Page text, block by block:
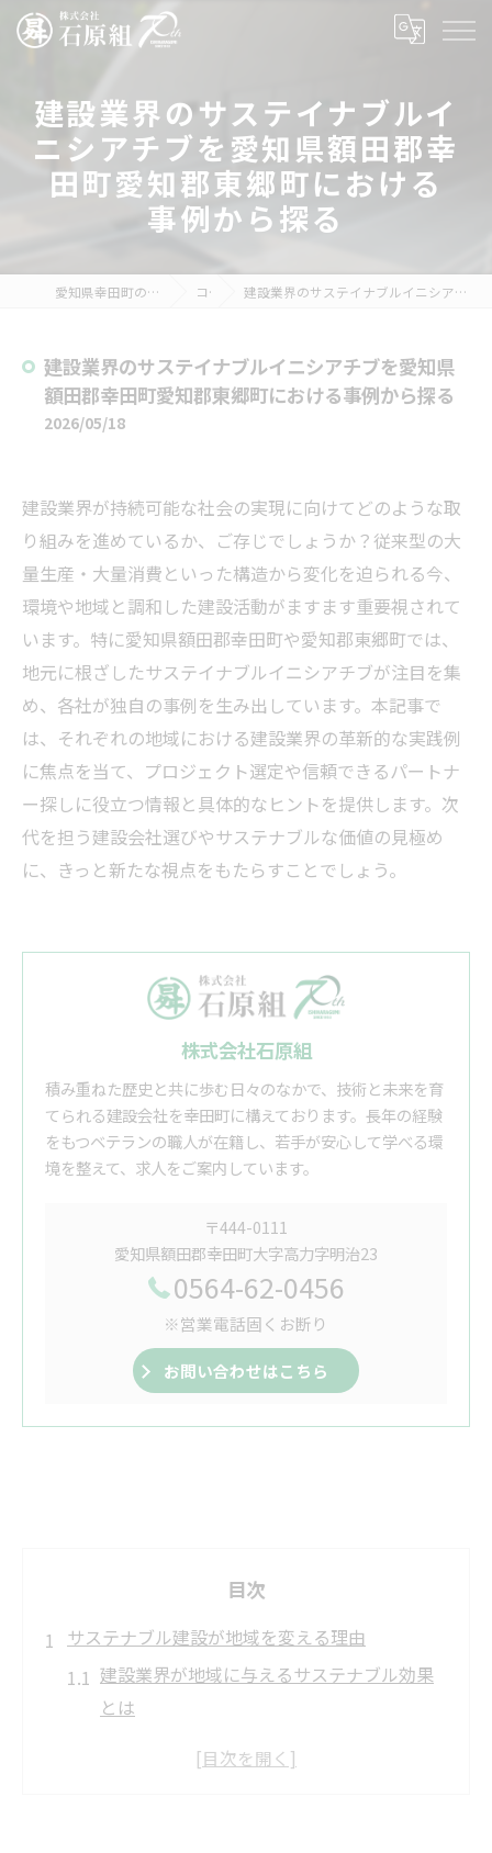
建設業界のサステイナブルイ
ニシアチブを愛知県額田郡幸
田町愛知郡東郷町における
事例から探る
愛知県幸田町の建設の求人なら株式会社石原組 コラム 建設業界のサステイナブルイニシアチブを愛知県額田郡幸田町愛知郡東郷町における事例から探る
建設業界のサステイナブルイニシアチブを愛知県
額田郡幸田町愛知郡東郷町における事例から探る
2026/05/18
建設業界が持続可能な社会の実現に向けてどのような取
り組みを進めているか、ご存じでしょうか？従来型の大
量生産・大量消費といった構造から変化を迫られる今、
環境や地域と調和した建設活動がますます重要視されて
います。特に愛知県額田郡幸田町や愛知郡東郷町では、
地元に根ざしたサステイナブルイニシアチブが注目を集
め、各社が独自の事例を生み出しています。本記事で
は、それぞれの地域における建設業界の革新的な実践例
に焦点を当て、プロジェクト選定や信頼できるパートナ
ー探しに役立つ情報と具体的なヒントを提供します。次
代を担う建設会社選びやサステナブルな価値の見極め
に、きっと新たな視点をもたらすことでしょう。
株式会社石原組
積み重ねた歴史と共に歩む日々のなかで、技術と未来を育
てられる建設会社を幸田町に構えております。長年の経験
をもつベテランの職人が在籍し、若手が安心して学べる環
境を整えて、求人をご案内しています。
〒444-0111
愛知県額田郡幸田町大字高力字明治23
0564-62-0456
※営業電話固くお断り
お問い合わせはこちら
目次
サステナブル建設が地域を変える理由
建設業界が地域に与えるサステナブル効果
とは
サステナブル建設がもたらす環境と社会へ